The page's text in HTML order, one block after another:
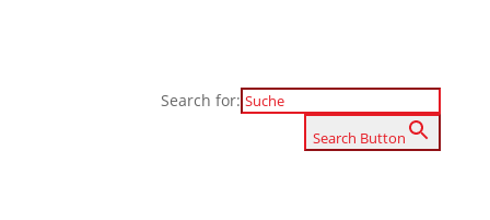
Search for:
Search Button